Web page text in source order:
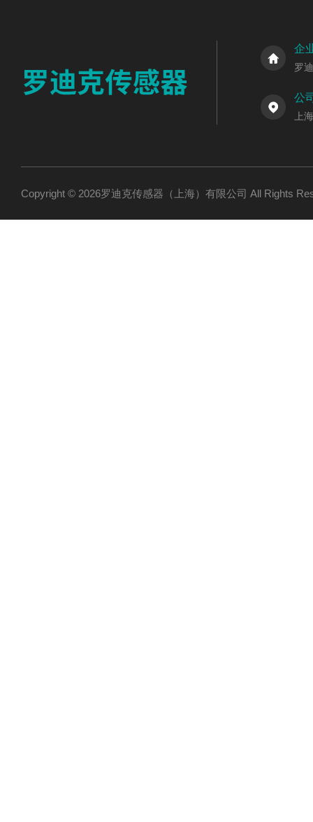
企
罗
公
上
Copyright © 2026罗迪克传感器（上海）有限公司 All Rights